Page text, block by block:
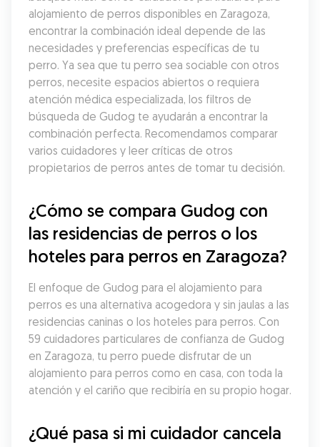
alojamiento de perros disponibles en Zaragoza,
encontrar la combinación ideal depende de las
necesidades y preferencias específicas de tu
perro. Ya sea que tu perro sea sociable con otros
perros, necesite espacios abiertos o requiera
atención médica especializada, los filtros de
búsqueda de Gudog te ayudarán a encontrar la
combinación perfecta. Recomendamos comparar
varios cuidadores y leer críticas de otros
propietarios de perros antes de tomar tu decisión.
¿Cómo se compara Gudog con
las residencias de perros o los
hoteles para perros en Zaragoza?
El enfoque de Gudog para el alojamiento para
perros es una alternativa acogedora y sin jaulas a las
residencias caninas o los hoteles para perros. Con
59 cuidadores particulares de confianza de Gudog
en Zaragoza, tu perro puede disfrutar de un
alojamiento para perros como en casa, con toda la
atención y el cariño que recibiría en su propio hogar.
¿Qué pasa si mi cuidador cancela